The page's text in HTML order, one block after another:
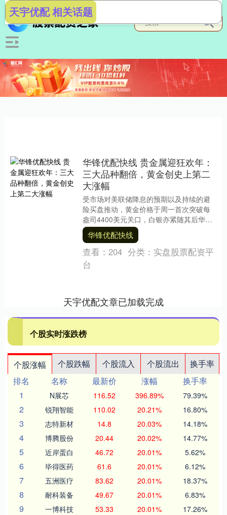
天宇优配 相关话题
华锋优配快线 贵金属迎狂欢年：
三大品种翻倍，黄金创史上第二
大涨幅
受市场对美联储降息的预期以及持续的避
险买盘推动，黄金价格于周一首次突破每
盎司4400美元关口，白银亦紧随其后华锋
优配快线，盘中突破69美元关口飙升至历
史新高。与....
华锋优配快线
查看： 204 分类： 实盘股票配资平
台
天宇优配文章已加载完成
个股实时涨跌榜
个股涨幅 个股跌幅 个股流入 个股流出
换手率
排名
名称 最新价 涨幅
换手率
1
N展芯 116.52 396.89% 79.39%
2 锐翔智能 110.02 20.21% 16.80%
3 志特新材 14.8 20.03% 14.18%
4 博腾股份 20.44 20.02% 14.77%
5 近岸蛋白 46.72 20.01% 5.62%
6 毕得医药 61.6 20.01% 6.12%
7 五洲医疗 83.62 20.01% 18.37%
8 耐科装备 49.67 20.01% 6.83%
9 一博科技 53.33 20.01% 17.26%